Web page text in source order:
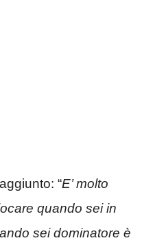
“E’ molto
quando sei in
sei dominatore è